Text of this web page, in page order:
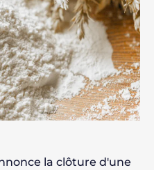
la clôture d'une